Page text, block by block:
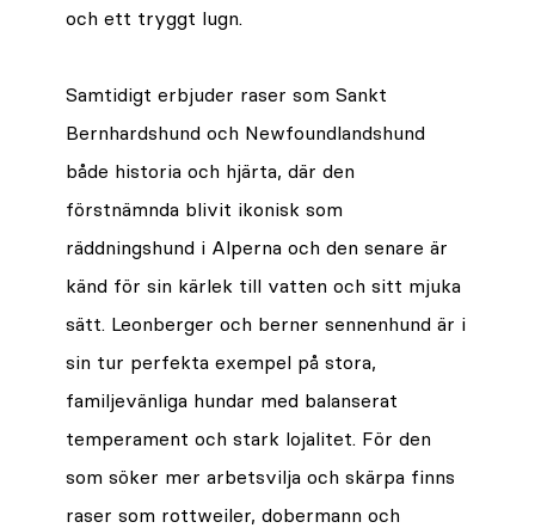
och ett tryggt lugn.
Samtidigt erbjuder raser som Sankt
Bernhardshund och Newfoundlandshund
både historia och hjärta, där den
förstnämnda blivit ikonisk som
räddningshund i Alperna och den senare är
känd för sin kärlek till vatten och sitt mjuka
sätt. Leonberger och berner sennenhund är i
sin tur perfekta exempel på stora,
familjevänliga hundar med balanserat
temperament och stark lojalitet. För den
som söker mer arbetsvilja och skärpa finns
raser som rottweiler, dobermann och